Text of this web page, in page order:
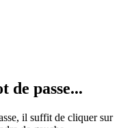
de passe...
il suffit de cliquer sur